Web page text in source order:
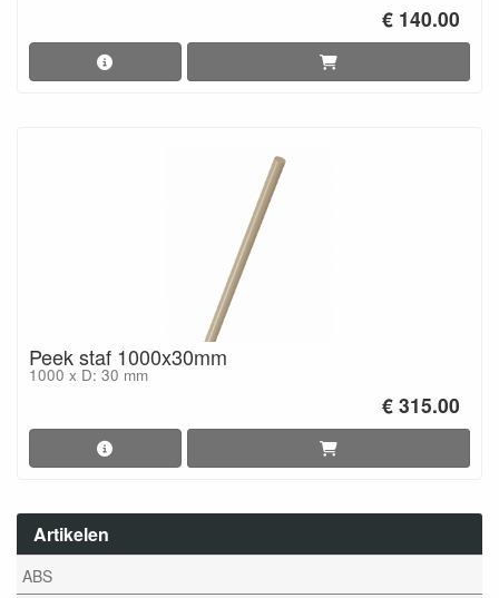
Artikelen
ABS
€ 140.00
Peek staf 1000x30mm
1000 x D: 30 mm
€ 315.00